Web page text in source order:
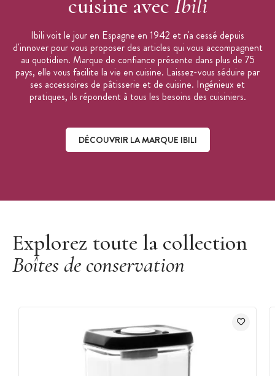
cuisine avec Ibili
Ibili voit le jour en Espagne en 1942 et n'a cessé depuis
d'innover pour vous proposer des articles qui vous accompagnent
au quotidien. Marque de confiance présente dans plus de 75
pays, elle vous facilite la vie en cuisine. Laissez-vous séduire par
ses accessoires de pâtisserie et de cuisine. Ingénieux et
pratiques, ils répondent à tous les besoins des cuisiniers.
DÉCOUVRIR LA MARQUE IBILI
Explorez toute la collection
Boîtes de conservation